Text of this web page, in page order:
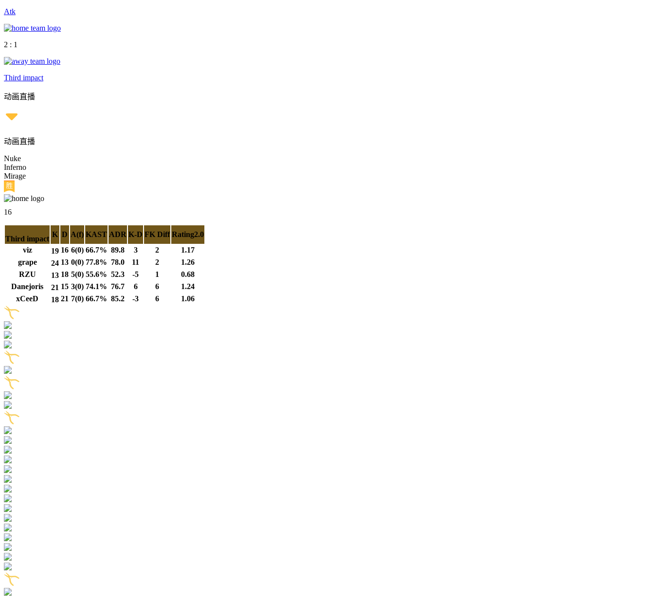
Atk
2 : 1
Third impact
动画直播
动画直播
Nuke
Inferno
Mirage
16
Third impact
K D A(f) KAST ADR K-D FK Diff Rating2.0
viz
19 16 6(0) 66.7% 89.8 3 2
1.17
grape
24 13 0(0) 77.8% 78.0 11 2
1.26
RZU
13 18 5(0) 55.6% 52.3 -5 1
0.68
Danejoris
21 15 3(0) 74.1% 76.7 6 6
1.24
xCeeD
18 21 7(0) 66.7% 85.2 -3 6 1.06